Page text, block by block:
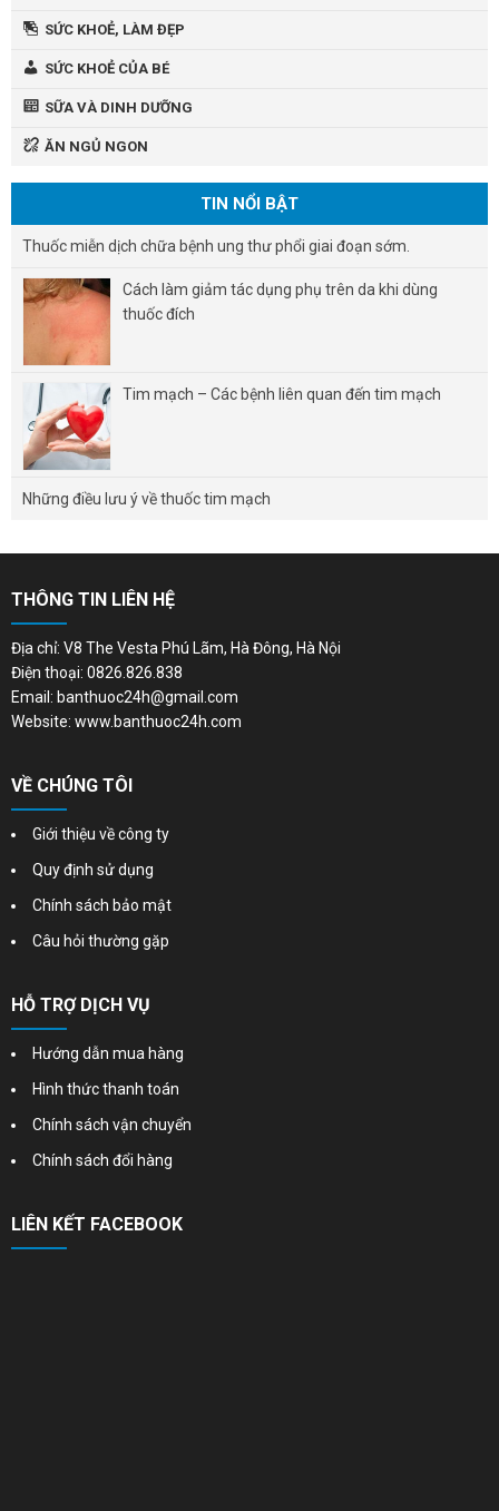
SỨC KHOẺ, LÀM ĐẸP
SỨC KHOẺ CỦA BÉ
SỮA VÀ DINH DƯỠNG
ĂN NGỦ NGON
TIN NỔI BẬT
Thuốc miễn dịch chữa bệnh ung thư phổi giai đoạn sớm.
Cách làm giảm tác dụng phụ trên da khi dùng
thuốc đích
Tim mạch – Các bệnh liên quan đến tim mạch
Những điều lưu ý về thuốc tim mạch
THÔNG TIN LIÊN HỆ
Địa chỉ: V8 The Vesta Phú Lãm, Hà Đông, Hà Nội
Điện thoại: 0826.826.838
Email: banthuoc24h@gmail.com
Website: www.banthuoc24h.com
VỀ CHÚNG TÔI
Giới thiệu về công ty
Quy định sử dụng
Chính sách bảo mật
Câu hỏi thường gặp
HỖ TRỢ DỊCH VỤ
Hướng dẫn mua hàng
Hình thức thanh toán
Chính sách vận chuyển
Chính sách đổi hàng
LIÊN KẾT FACEBOOK